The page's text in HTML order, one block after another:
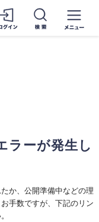
ラーが発生し
か、公開準備中などの理
手数ですが、下記のリン